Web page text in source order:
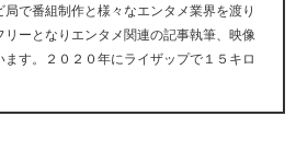
で番組制作と様々なエンタメ業界を渡り
リーとなりエンタメ関連の記事執筆、映像
ます。２０２０年にライザップで１５キロ